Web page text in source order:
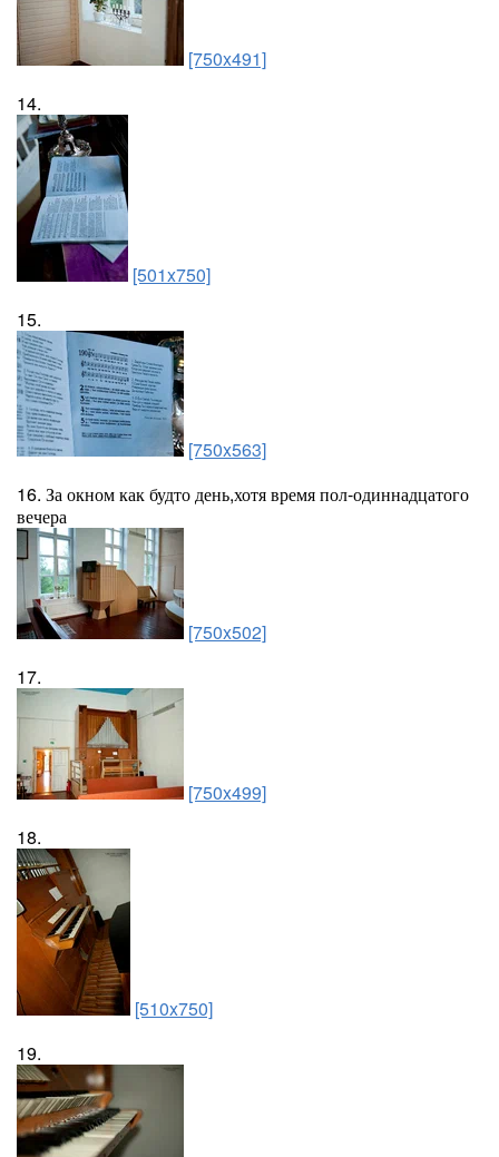
[750x491]
14.
[501x750]
15.
[750x563]
16. За окном как будто день,хотя время пол-одиннадцатого
вечера
[750x502]
17.
[750x499]
18.
[510x750]
19.